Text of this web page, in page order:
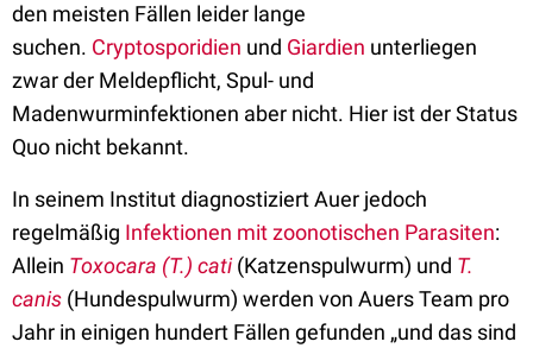
den meisten Fällen leider lange
suchen. Cryptosporidien und Giardien unterliegen
zwar der Meldepflicht, Spul- und
Madenwurminfektionen aber nicht. Hier ist der Status
Quo nicht bekannt.
In seinem Institut diagnostiziert Auer jedoch
regelmäßig Infektionen mit zoonotischen Parasiten:
Allein Toxocara (T.) cati (Katzenspulwurm) und T.
canis (Hundespulwurm) werden von Auers Team pro
Jahr in einigen hundert Fällen gefunden „und das sind